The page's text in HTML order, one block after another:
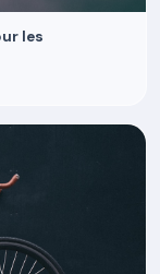
les